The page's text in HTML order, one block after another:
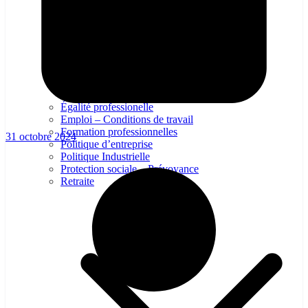
Égalité professionelle
Emploi – Conditions de travail
Formation professionnelles
Politique d’entreprise
Politique Industrielle
Protection sociale – Prévoyance
Retraite
31 octobre 2024